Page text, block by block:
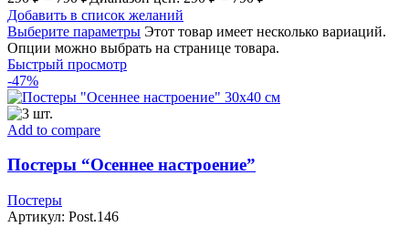
Добавить в список желаний
Выберите параметры Этот товар имеет несколько вариаций.
Опции можно выбрать на странице товара.
Быстрый просмотр
-47%
Add to compare
Постеры “Осеннее настроение”
Постеры
Артикул: Post.146